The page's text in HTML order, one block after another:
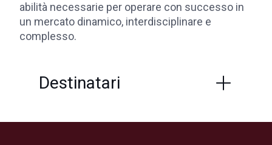
abilità necessarie per operare con successo in
un mercato dinamico, interdisciplinare e
complesso.
Destinatari